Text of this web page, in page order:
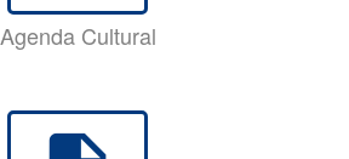
Agenda Cultural